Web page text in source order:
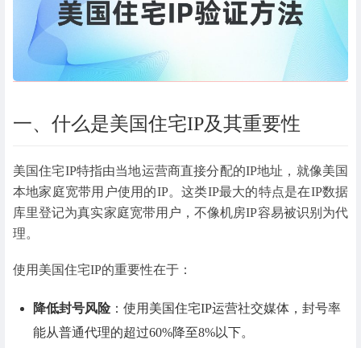
一、什么是美国住宅IP及其重要性
美国住宅IP特指由当地运营商直接分配的IP地址，就像美国
本地家庭宽带用户使用的IP。这类IP最大的特点是在IP数据
库里登记为真实家庭宽带用户，不像机房IP容易被识别为代
理。
使用美国住宅IP的重要性在于：
降低封号风险：使用美国住宅IP运营社交媒体，封号率
能从普通代理的超过60%降至8%以下。